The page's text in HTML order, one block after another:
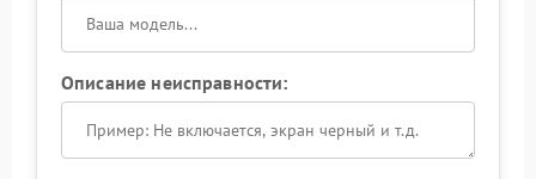
Описание неисправности: